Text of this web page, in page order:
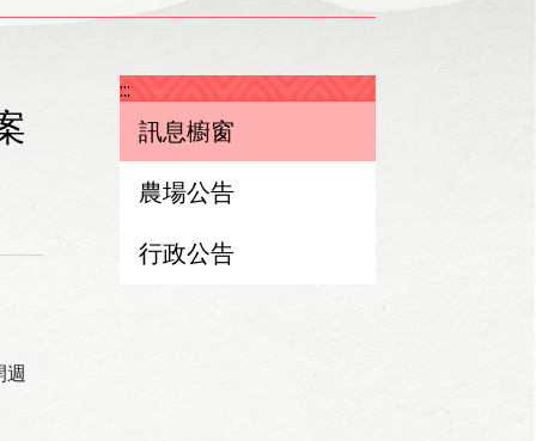
週
:::
訊息櫥窗
農場公告
行政公告